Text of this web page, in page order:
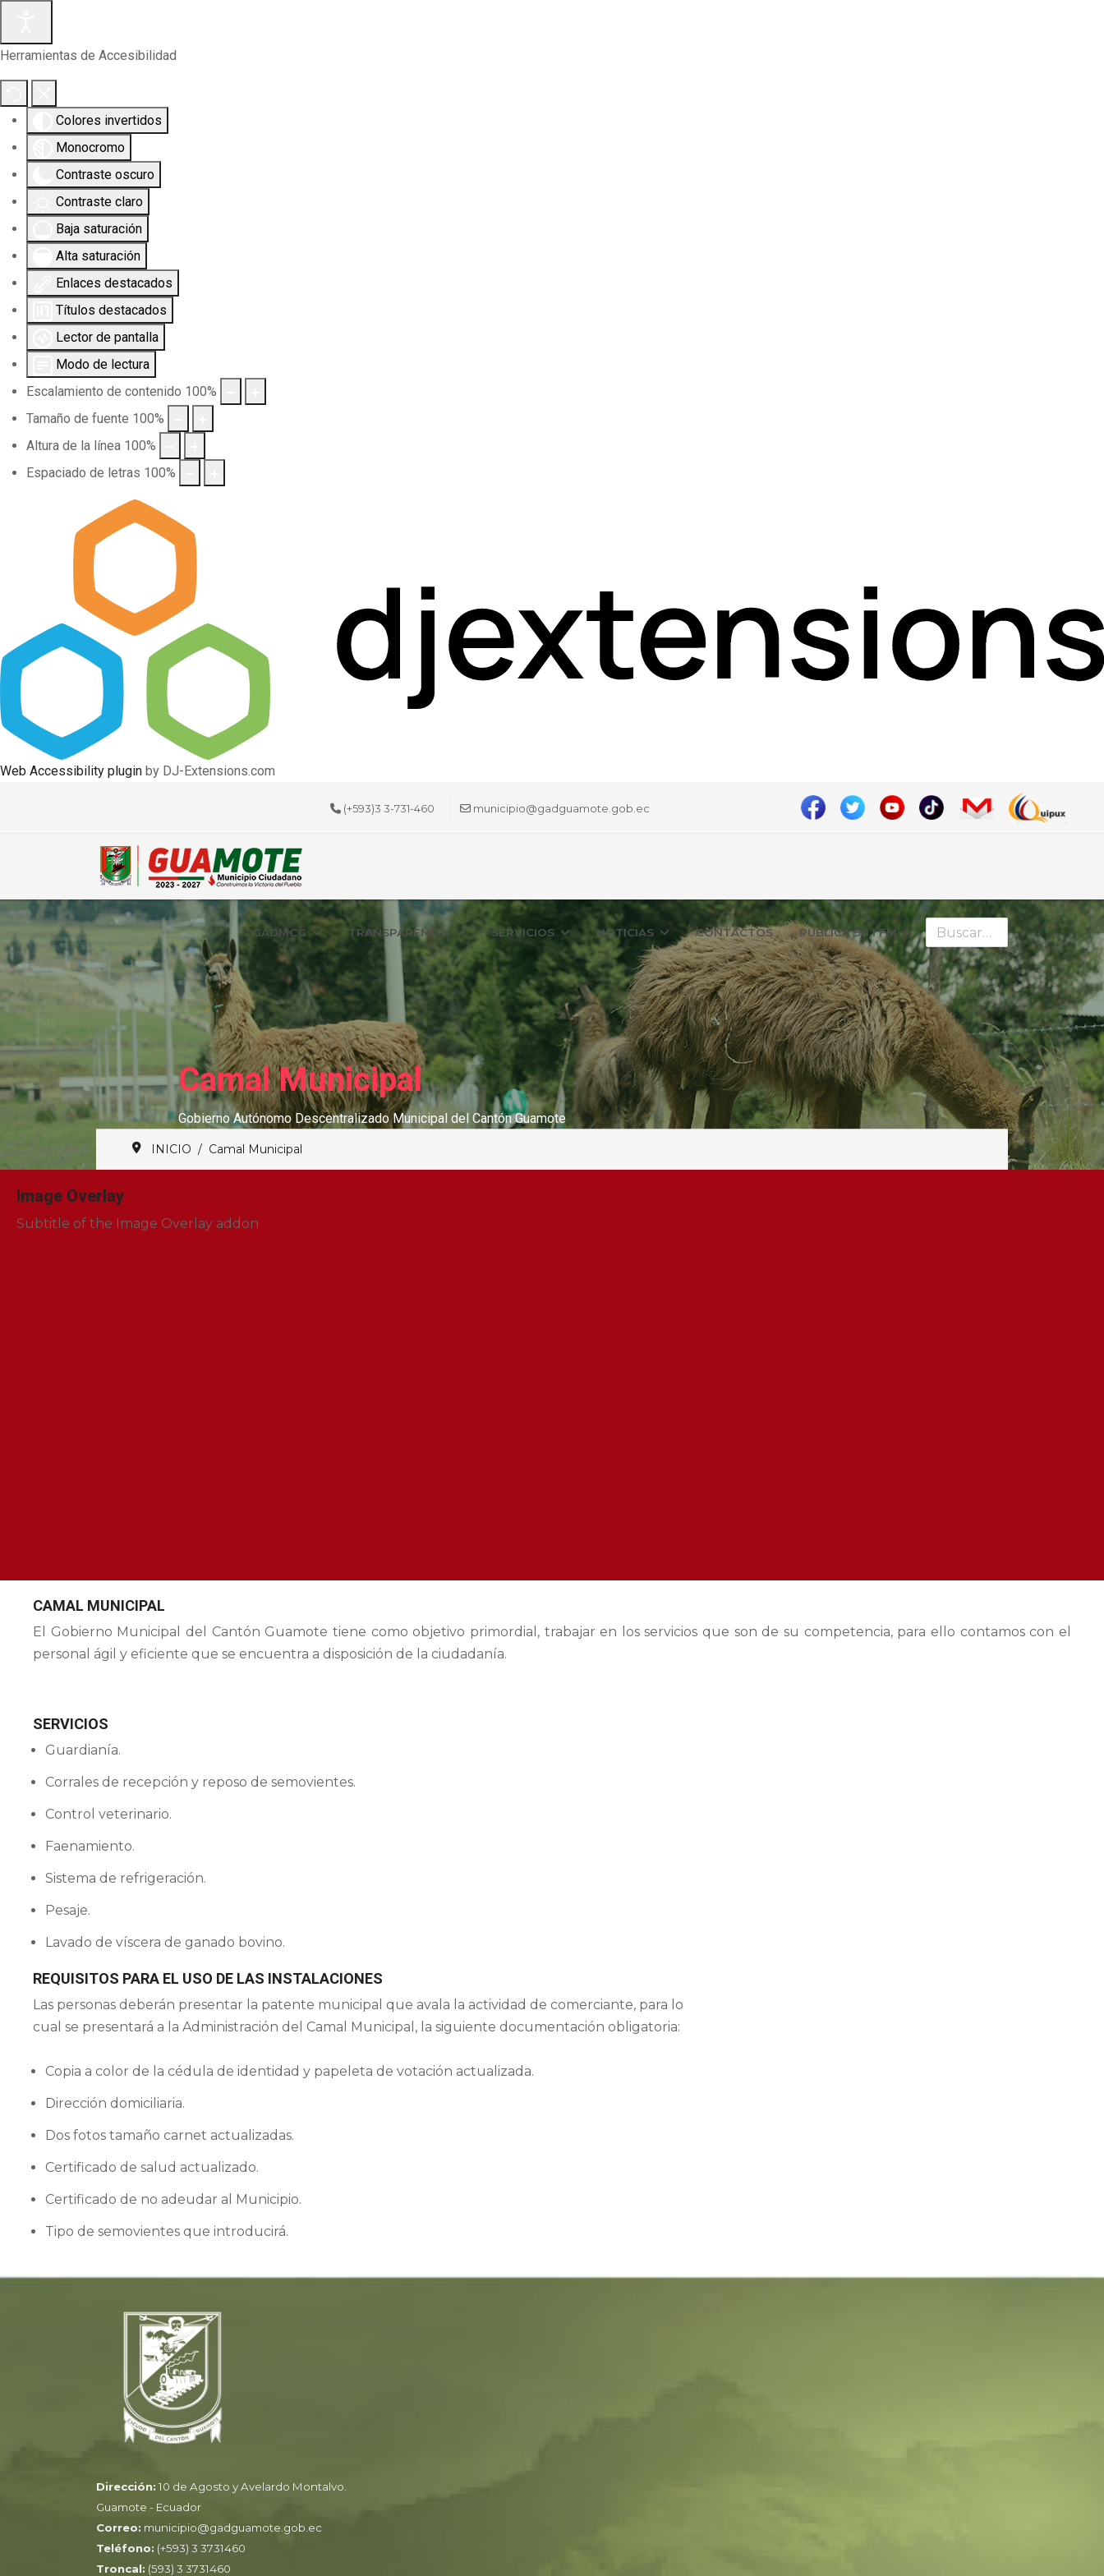
Herramientas de Accesibilidad
Colores invertidos
Monocromo
Contraste oscuro
Contraste claro
Baja saturación
Alta saturación
Enlaces destacados
Títulos destacados
Lector de pantalla
Modo de lectura
Escalamiento de contenido 100%
Tamaño de fuente 100%
Altura de la línea 100%
Espaciado de letras 100%
Web Accessibility plugin by DJ-Extensions.com
(+593)3 3-731-460 municipio@gadguamote.gob.ec
GADMCG TRANSPARENCIA SERVICIOS NOTICIAS CONTÁCTOS PUBLICA 90.1 FM Buscar
Camal Municipal
Gobierno Autónomo Descentralizado Municipal del Cantón Guamote
INICIO Camal Municipal
Image Overlay
Subtitle of the Image Overlay addon
CAMAL MUNICIPAL
El Gobierno Municipal del Cantón Guamote tiene como objetivo primordial, trabajar en los servicios que son de su competencia, para ello contamos con el
personal ágil y eficiente que se encuentra a disposición de la ciudadanía.
SERVICIOS
Guardianía.
Corrales de recepción y reposo de semovientes.
Control veterinario.
Faenamiento.
Sistema de refrigeración.
Pesaje.
Lavado de víscera de ganado bovino.
REQUISITOS PARA EL USO DE LAS INSTALACIONES
Las personas deberán presentar la patente municipal que avala la actividad de comerciante, para lo
cual se presentará a la Administración del Camal Municipal, la siguiente documentación obligatoria:
Copia a color de la cédula de identidad y papeleta de votación actualizada.
Dirección domiciliaria.
Dos fotos tamaño carnet actualizadas.
Certificado de salud actualizado.
Certificado de no adeudar al Municipio.
Tipo de semovientes que introducirá.
Dirección: 10 de Agosto y Avelardo Montalvo.
Guamote - Ecuador
Correo: municipio@gadguamote.gob.ec
Teléfono: (+593) 3 3731460
Troncal: (593) 3 3731460